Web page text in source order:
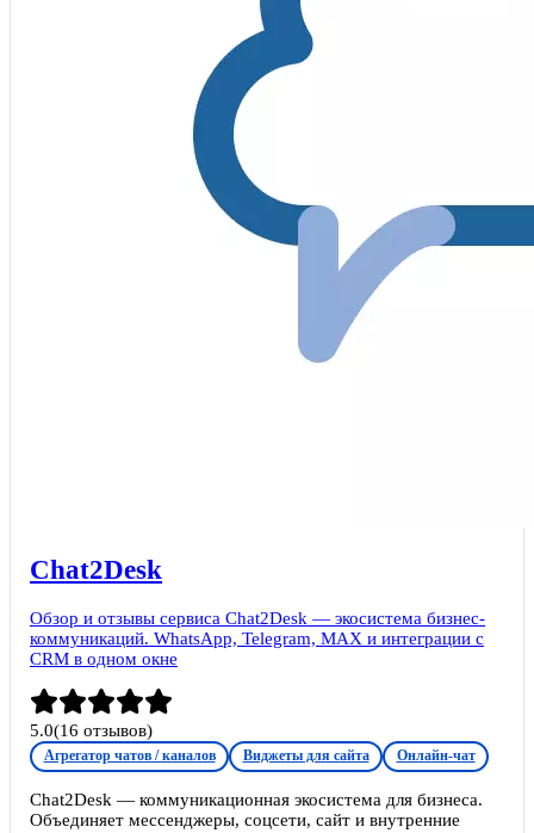
Chat2Desk
Обзор и отзывы сервиса Chat2Desk — экосистема бизнес-
коммуникаций. WhatsApp, Telegram, MAX и интеграции с
CRM в одном окне
5.0(16 отзывов)
Агрегатор чатов / каналов Виджеты для сайта Онлайн-чат
Chat2Desk — коммуникационная экосистема для бизнеса.
Объединяет мессенджеры, соцсети, сайт и внутренние